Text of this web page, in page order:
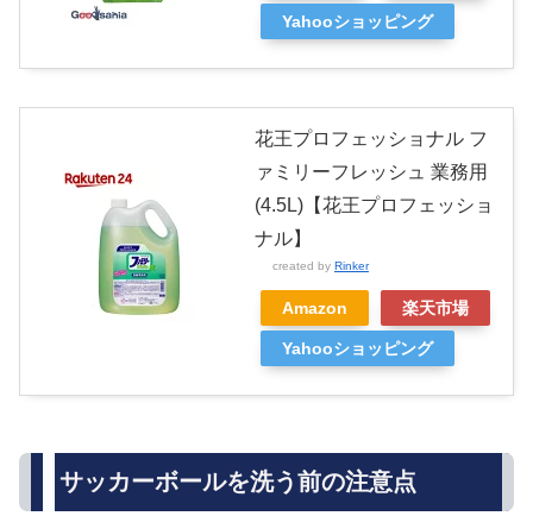
Yahooショッピング
花王プロフェッショナル フ
ァミリーフレッシュ 業務用
(4.5L)【花王プロフェッショ
ナル】
created by Rinker
Amazon 楽天市場
Yahooショッピング
サッカーボールを洗う前の注意点